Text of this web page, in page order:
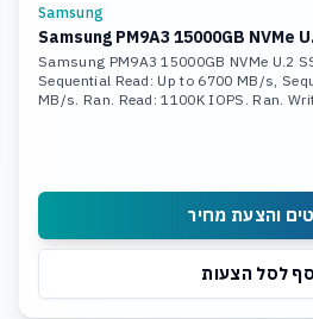
Samsung
Samsung PM9A3 15000GB NVMe
Samsung PM9A3 15000GB NVMe U.2
Sequential Read: Up to 6700 MB/s,
MB/s. Ran. Read: 1100K IOPS. Ran.
והצעת מחיר
לסל הצעות